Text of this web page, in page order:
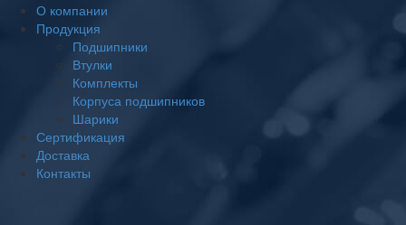
О компании
Продукция
Подшипники
Втулки
Комплекты
Корпуса подшипников
Шарики
Сертификация
Доставка
Контакты